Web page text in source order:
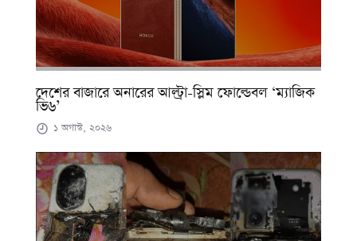
দেশের বাজারে অনারের আল্ট্রা-স্লিম ফোল্ডেবল ‘ম্যাজিক
ভি৬’
১ অগাস্ট, ২০২৬